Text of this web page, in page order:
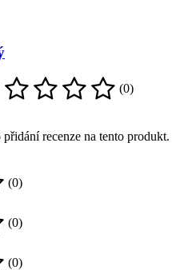
(0)
recenze na tento produkt.
(0)
(0)
(0)